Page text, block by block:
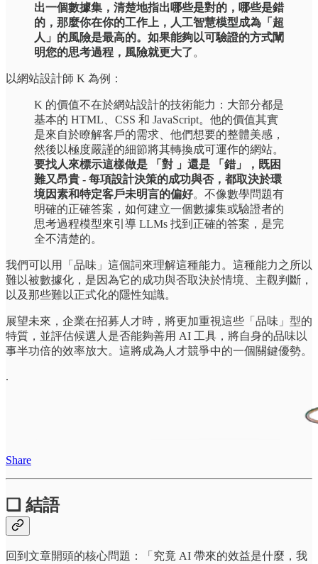
出一個數據集，清楚地指出哪些是對的，哪些是錯
的，那麼你在你的工作上，人工智慧模型成為「超
人」的風險是最高的。如果能夠以可驗證的方式闡
明您的思考過程，風險就更大了。
以網站設計師 K 為例：
K 的價值不在於網站設計的技術能力：大部分都是
基本的 HTML、CSS 和 JavaScript。他的價值其實
是來自於瞭解客戶的需求、他們想要的整體美感，
然後以極度嚴謹的細節將其轉換成可運作的網站。
要找人來標示這樣做是 「對 」還是 「錯」，既困
難又昂貴 - 每項設計決策的成功與否，都取決於環
境因素和特定客戶未明言的偏好。不像數學問題有
明確的正確答案，如何建立一個數據集或驗證者的
思考過程模型來引導 LLMs 找到正確的答案，是完
全不清楚的。
我們可以用「品味」這個詞來理解這種能力。這種能力之所以
難以被數據化，是因為它的成功與否取決於情境、主觀判斷，
以及那些難以正式化的隱性知識。
展望未來，企業在招募人才時，將更加重視這些「品味」型的
特質，並評估候選人是否能夠善用 AI 工具，將自身的品味以
事半功倍的效率放大。這將成為人才競爭中的一個關鍵優勢。
.
Share
❏ 結語
回到文章開頭的核心問題：「究竟 AI 帶來的效益是什麼，我